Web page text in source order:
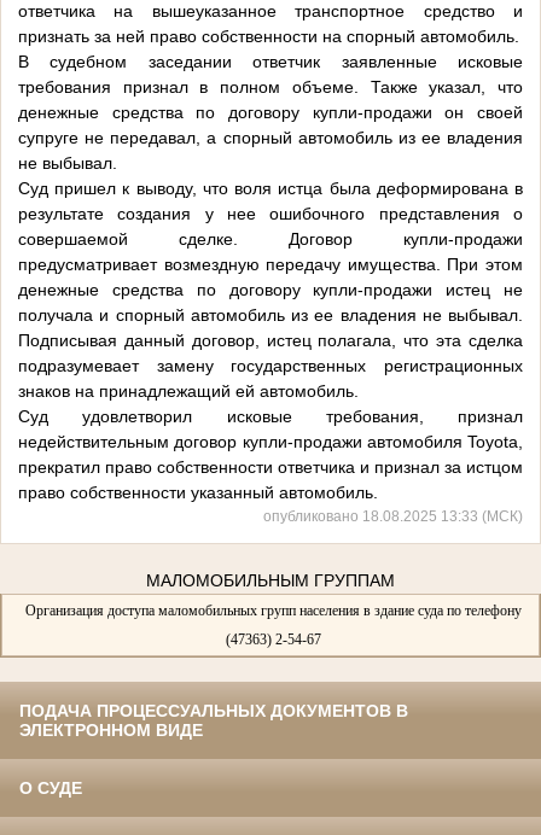
ответчика на вышеуказанное транспортное средство и
признать за ней право собственности на спорный автомобиль.
В судебном заседании ответчик заявленные исковые
требования признал в полном объеме. Также указал, что
денежные средства по договору купли-продажи он своей
супруге не передавал, а спорный автомобиль из ее владения
не выбывал.
Суд пришел к выводу, что воля истца была деформирована в
результате создания у нее ошибочного представления о
совершаемой сделке. Договор купли-продажи
предусматривает возмездную передачу имущества. При этом
денежные средства по договору купли-продажи истец не
получала и спорный автомобиль из ее владения не выбывал.
Подписывая данный договор, истец полагала, что эта сделка
подразумевает замену государственных регистрационных
знаков на принадлежащий ей автомобиль.
Суд удовлетворил исковые требования, признал
недействительным договор купли-продажи автомобиля Toyota,
прекратил право собственности ответчика и признал за истцом
право собственности указанный автомобиль.
опубликовано 18.08.2025 13:33 (МСК)
МАЛОМОБИЛЬНЫМ ГРУППАМ
Организация доступа маломобильных групп населения в здание суда по телефону
(47363) 2-54-67
ПОДАЧА ПРОЦЕССУАЛЬНЫХ ДОКУМЕНТОВ В
ЭЛЕКТРОННОМ ВИДЕ
О СУДЕ